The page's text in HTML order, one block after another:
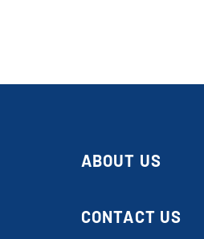
ABOUT US
CONTACT US